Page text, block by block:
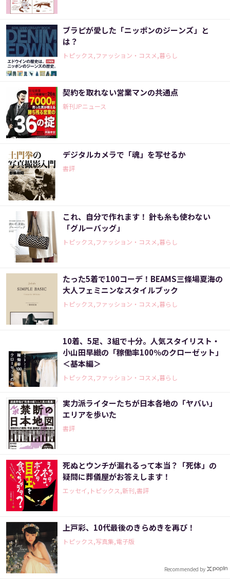
ブラピが愛した「ニッポンのジーンズ」と
は？
トピックス,ファッション・コスメ,暮らし
契約を取れない営業マンの共通点
新刊JPニュース
デジタルカメラで「魂」を写せるか
書評
これ、自分で作れます！ 針も糸も使わない
「グルーバッグ」
トピックス,ファッション・コスメ,暮らし
たった5着で100コーデ！BEAMS三條場夏海の
大人フェミニンなスタイルブック
トピックス,ファッション・コスメ,暮らし
10着、5足、3組で十分。人気スタイリスト・
小山田早織の「稼働率100％のクローゼット」
＜基本編＞
トピックス,ファッション・コスメ,暮らし
実力派ライターたちが日本各地の「ヤバい」
エリアを歩いた
書評
死ぬとウンチが漏れるって本当？「死体」の
疑問に葬儀屋がお答えします！
エッセイ,トピックス,新刊,書評
上戸彩、10代最後のきらめきを再び！
トピックス,写真集,電子版
Recommended by